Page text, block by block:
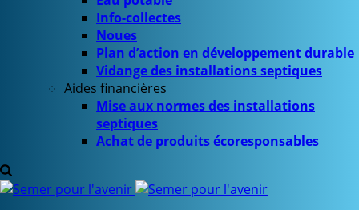
Info-collectes
Noues
Plan d’action en développement durable
Vidange des installations septiques
Aides financières
Mise aux normes des installations
septiques
Achat de produits écoresponsables